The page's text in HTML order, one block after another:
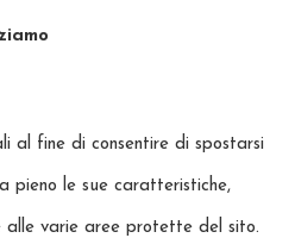
al fine di consentire di spostarsi
pieno le sue caratteristiche,
alle varie aree protette del sito.